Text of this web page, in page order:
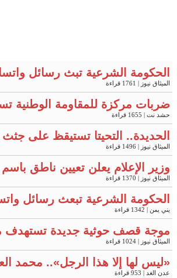
الحكومة الشرعية تبث رسائل
الميثاق نيوز | 1761 قراءة
ضربات مركزة للمقاومة الوطنية
حشد نت | 1655 قراءة
الحديدة.. التحيتا تستيقظ على جثث
الميثاق نيوز | 1496 قراءة
وزير الإعلام يعلن تعيين ناطق
الميثاق نيوز | 1370 قراءة
الحكومة الشرعية تبعث رسائل
يني يمن | 1342 قراءة
موجة قصف حوثية جديدة تستهدف
الميثاق نيوز | 1024 قراءة
«ليس لها إلا هذا الرجل»..
عدن الغد | 953 قراءة